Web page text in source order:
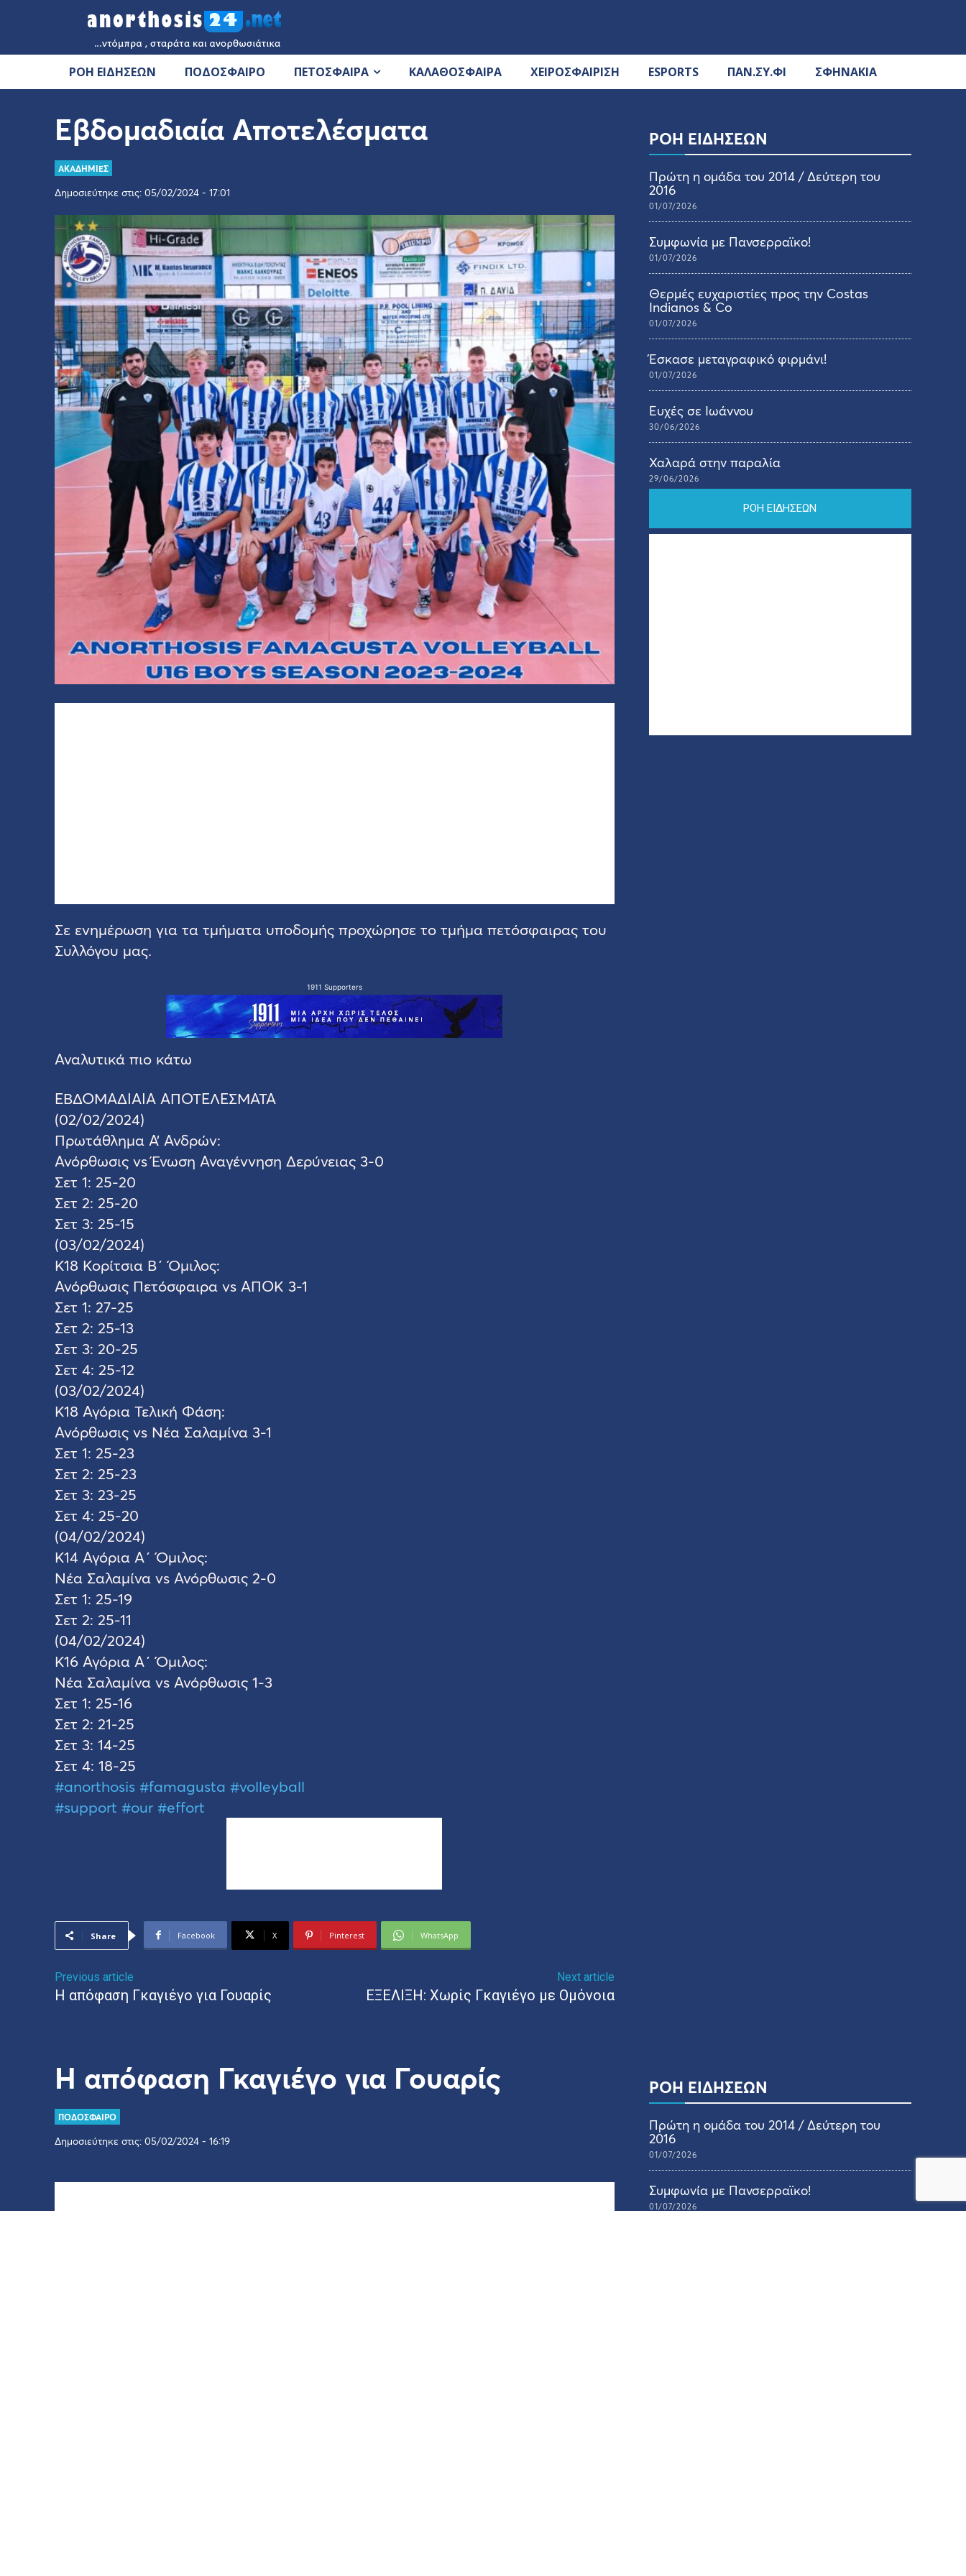
ΡΟΗ ΕΙΔΗΣΕΩΝ ΠΟΔΟΣΦΑΙΡΟ ΠΕΤΟΣΦΑΙΡΑ ΚΑΛΑΘΟΣΦΑΙΡΑ ΧΕΙΡΟΣΦΑΙΡΙΣΗ ESPORTS ΠΑΝ.ΣΥ.ΦΙ ΣΦΗΝΑΚΙΑ
Εβδομαδιαία Αποτελέσματα
ΑΚΑΔΗΜΙΕΣ
Δημοσιεύτηκε στις: 05/02/2024 - 17:01
Σε ενημέρωση για τα τμήματα υποδομής προχώρησε το τμήμα πετόσφαιρας του
Συλλόγου μας.
1911 Supporters
Αναλυτικά πιο κάτω
ΕΒΔΟΜΑΔΙΑΙΑ ΑΠΟΤΕΛΕΣΜΑΤΑ
(02/02/2024)
Πρωτάθλημα Α’ Ανδρών:
Ανόρθωσις vs Ένωση Αναγέννηση Δερύνειας 3-0
Σετ 1: 25-20
Σετ 2: 25-20
Σετ 3: 25-15
(03/02/2024)
Κ18 Κορίτσια Β΄ Όμιλος:
Ανόρθωσις Πετόσφαιρα vs ΑΠΟΚ 3-1
Σετ 1: 27-25
Σετ 2: 25-13
Σετ 3: 20-25
Σετ 4: 25-12
(03/02/2024)
Κ18 Αγόρια Τελική Φάση:
Ανόρθωσις vs Νέα Σαλαμίνα 3-1
Σετ 1: 25-23
Σετ 2: 25-23
Σετ 3: 23-25
Σετ 4: 25-20
(04/02/2024)
Κ14 Αγόρια Α΄ Όμιλος:
Νέα Σαλαμίνα vs Ανόρθωσις 2-0
Σετ 1: 25-19
Σετ 2: 25-11
(04/02/2024)
Κ16 Αγόρια Α΄ Όμιλος:
Νέα Σαλαμίνα vs Ανόρθωσις 1-3
Σετ 1: 25-16
Σετ 2: 21-25
Σετ 3: 14-25
Σετ 4: 18-25
#anorthosis #famagusta #volleyball
#support #our #effort
Share Facebook X Pinterest WhatsApp
Previous article
Η απόφαση Γκαγιέγο για Γουαρίς
Next article
ΕΞΕΛΙΞΗ: Χωρίς Γκαγιέγο με Ομόνοια
ΡΟΗ ΕΙΔΗΣΕΩΝ
Πρώτη η ομάδα του 2014 / Δεύτερη του
2016
01/07/2026
Συμφωνία με Πανσερραϊκο!
01/07/2026
Θερμές ευχαριστίες προς την Costas
Indianos & Co
01/07/2026
Έσκασε μεταγραφικό φιρμάνι!
01/07/2026
Ευχές σε Ιωάννου
30/06/2026
Χαλαρά στην παραλία
29/06/2026
ΡΟΗ ΕΙΔΗΣΕΩΝ